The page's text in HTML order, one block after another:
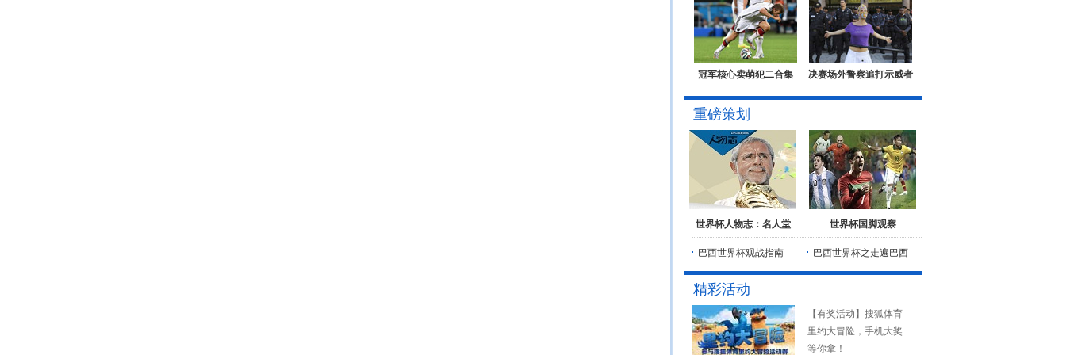
冠军核心卖萌犯二合集 决赛场外警察追打示威者
重磅策划
世界杯人物志：名人堂 世界杯国脚观察
巴西世界杯观战指南 巴西世界杯之走遍巴西
精彩活动
【有奖活动】搜狐体育
里约大冒险，手机大奖
等你拿！